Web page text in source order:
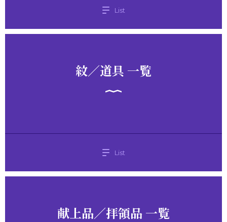
List
紋／道具 一覧
List
献上品／拝領品 一覧